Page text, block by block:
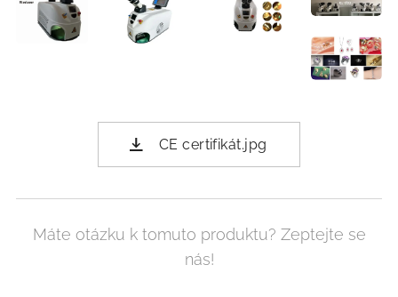
CE certifikát.jpg
Máte otázku k tomuto produktu? Zeptejte se
nás!